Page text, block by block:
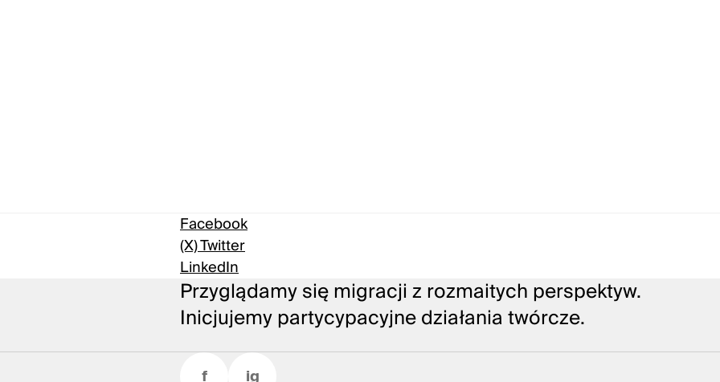
Facebook
(X) Twitter
LinkedIn
Przyglądamy się migracji z rozmaitych perspektyw.
Inicjujemy partycypacyjne działania twórcze.
f ig